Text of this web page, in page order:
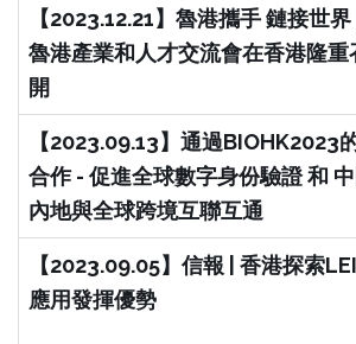
【2023.12.21】魯港攜手 鏈接世界 |
魯港產業和人才交流會在香港隆重
開
【2023.09.13】通過BIOHK2023
合作 - 促進全球數字身份驗證 和
內地與全球跨境互聯互通
【2023.09.05】信報 | 香港探索LEI
應用發揮優勢